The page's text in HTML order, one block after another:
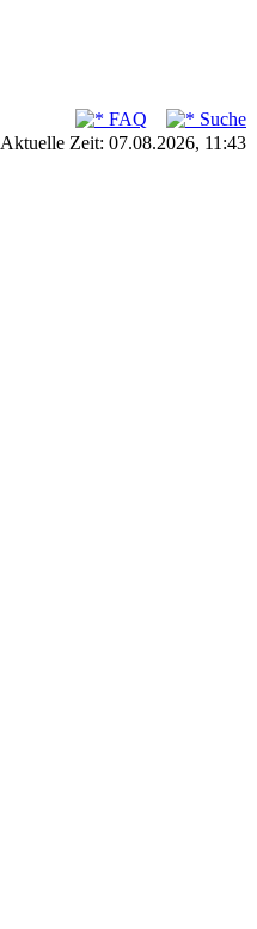
FAQ
Suche
Aktuelle Zeit: 07.08.2026, 11:43